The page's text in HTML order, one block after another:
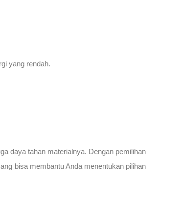
yang rendah.
daya tahan materialnya. Dengan pemilihan
bisa membantu Anda menentukan pilihan